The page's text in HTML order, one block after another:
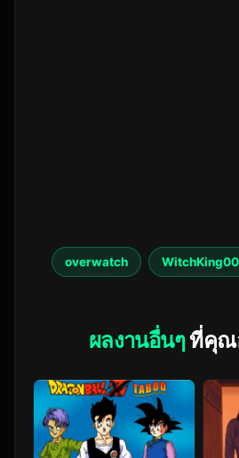
overwatch WitchKing00
ผลงานอื่นๆที่คุณ